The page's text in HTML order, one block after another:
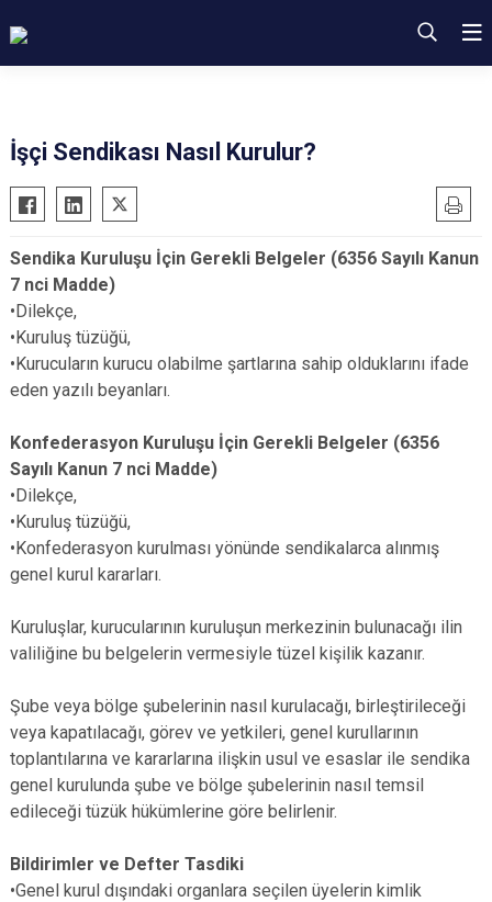
İşçi Sendikası Nasıl Kurulur?
Sendika Kuruluşu İçin Gerekli Belgeler (6356 Sayılı Kanun
7 nci Madde)
•Dilekçe,
•Kuruluş tüzüğü,
•Kurucuların kurucu olabilme şartlarına sahip olduklarını ifade
eden yazılı beyanları.
Konfederasyon Kuruluşu İçin Gerekli Belgeler (6356
Sayılı Kanun 7 nci Madde)
•Dilekçe,
•Kuruluş tüzüğü,
•Konfederasyon kurulması yönünde sendikalarca alınmış
genel kurul kararları.
Kuruluşlar, kurucularının kuruluşun merkezinin bulunacağı ilin
valiliğine bu belgelerin vermesiyle tüzel kişilik kazanır.
Şube veya bölge şubelerinin nasıl kurulacağı, birleştirileceği
veya kapatılacağı, görev ve yetkileri, genel kurullarının
toplantılarına ve kararlarına ilişkin usul ve esaslar ile sendika
genel kurulunda şube ve bölge şubelerinin nasıl temsil
edileceği tüzük hükümlerine göre belirlenir.
Bildirimler ve Defter Tasdiki
•Genel kurul dışındaki organlara seçilen üyelerin kimlik